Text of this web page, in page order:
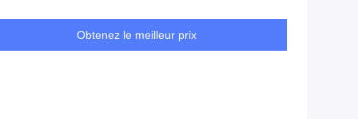
Obtenez le meilleur prix